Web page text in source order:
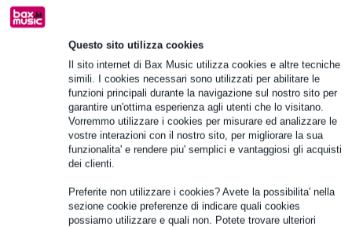
Questo sito utilizza cookies
Il sito internet di Bax Music utilizza cookies e altre tecniche
simili. I cookies necessari sono utilizzati per abilitare le
funzioni principali durante la navigazione sul nostro sito per
garantire un'ottima esperienza agli utenti che lo visitano.
Vorremmo utilizzare i cookies per misurare ed analizzare le
vostre interazioni con il nostro sito, per migliorare la sua
funzionalita' e rendere piu' semplici e vantaggiosi gli acquisti
dei clienti.
Preferite non utilizzare i cookies? Avete la possibilita' nella
sezione cookie preferenze di indicare quali cookies
possiamo utilizzare e quali non. Potete trovare ulteriori
Sistemi LD MEI 1000 G2 T
trasmettitore separato da 823 - 832 e 863 - 865 MHz
adatto per: Sistema auricolare LD Systems MEI 1000 G2
Specifiche complete
Vedi anche (2)